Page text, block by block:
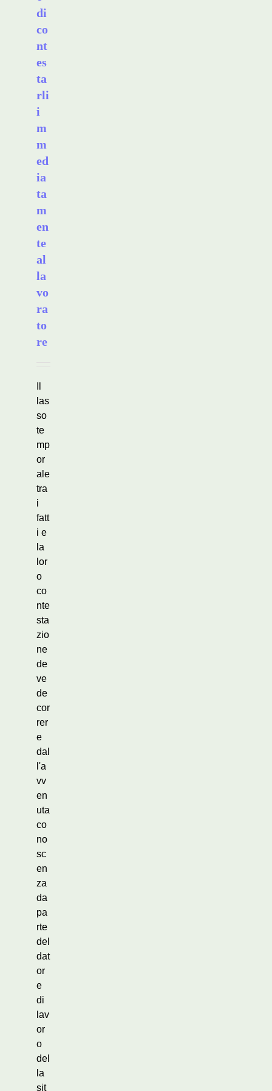
di
co
nt
es
ta
rli
i
m
m
ed
ia
ta
m
en
te
al
la
vo
ra
to
re
las
so
te
mp
or
ale
tra
i
fatt
i e
la
lor
o
co
nte
sta
zio
ne
de
ve
de
cor
rer
e
dal
l'a
vv
en
uta
co
no
sc
en
za
da
pa
rte
del
dat
or
e
di
lav
or
o
del
la
sit